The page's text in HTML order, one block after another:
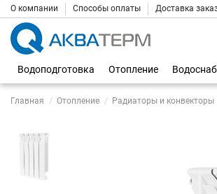
О компании Способы оплаты Доставка
Водоподготовка
Отопление
Главная Отопление Радиаторы и конвекторы